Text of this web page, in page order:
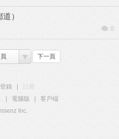
）
0
下一頁
登錄
電腦版
客戶端
Inc.